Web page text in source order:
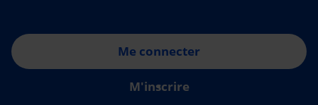
Me connecter
M'inscrire